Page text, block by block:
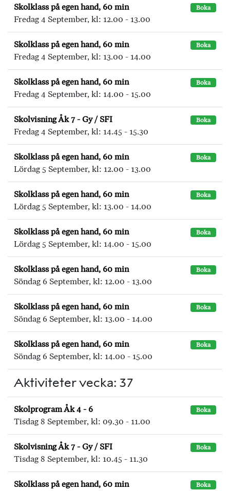
Skolklass på egen hand, 60 min Boka
Fredag 4 September, kl: 12.00 - 13.00
Skolklass på egen hand, 60 min Boka
Fredag 4 September, kl: 13.00 - 14.00
Skolklass på egen hand, 60 min Boka
Fredag 4 September, kl: 14.00 - 15.00
Skolvisning Åk 7 - Gy / SFI Boka
Fredag 4 September, kl: 14.45 - 15.30
Skolklass på egen hand, 60 min Boka
Lördag 5 September, kl: 12.00 - 13.00
Skolklass på egen hand, 60 min Boka
Lördag 5 September, kl: 13.00 - 14.00
Skolklass på egen hand, 60 min Boka
Lördag 5 September, kl: 14.00 - 15.00
Skolklass på egen hand, 60 min Boka
Söndag 6 September, kl: 12.00 - 13.00
Skolklass på egen hand, 60 min Boka
Söndag 6 September, kl: 13.00 - 14.00
Skolklass på egen hand, 60 min Boka
Söndag 6 September, kl: 14.00 - 15.00
Aktiviteter vecka: 37
Skolprogram Åk 4 - 6 Boka
Tisdag 8 September, kl: 09.30 - 11.00
Skolvisning Åk 7 - Gy / SFI Boka
Tisdag 8 September, kl: 10.45 - 11.30
Skolklass på egen hand, 60 min Boka